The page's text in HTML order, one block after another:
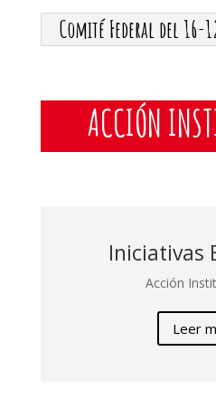
Comité Federal del 16-
ACCIÓN
Iniciativas
Acción
Leer